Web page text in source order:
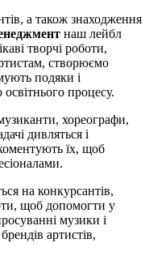
а також знаходження
наш лейбл
творчі роботи,
створюємо
подяки і
процесу.
хореографи,
дивляться і
їх, щоб
на конкурсантів,
щоб допомогти у
музики і
артистів,